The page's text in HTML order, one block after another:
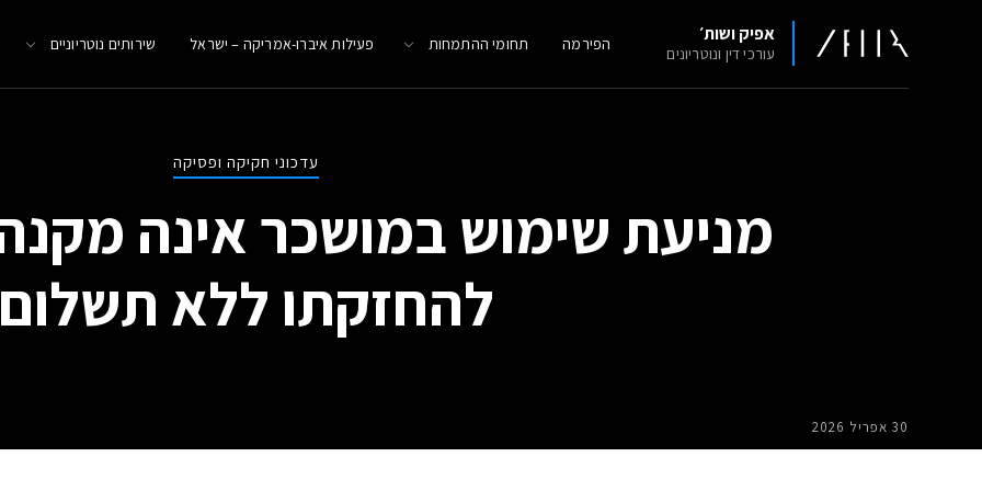
אפיק ושות׳
עורכי דין ונוטריונים הפירמה תחומי ההתמחות פעילות איברו-אמריקה – ישראל שירותים נוטריוניים
עדכוני חקיקה ופסיקה
מניעת שימוש במושכר אינה
להחזקתו ללא תשלום
30 אפריל 2026